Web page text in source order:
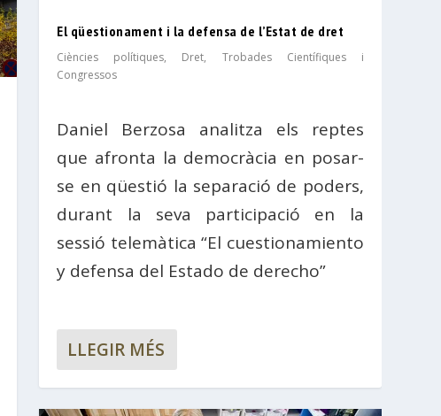
El qüestionament i la defensa de l’Estat de dret
Ciències polítiques, Dret, Trobades Científiques i
Congressos
Daniel Berzosa analitza els reptes
que afronta la democràcia en posar-
se en qüestió la separació de poders,
durant la seva participació en la
sessió telemàtica “El cuestionamiento
y defensa del Estado de derecho”
LLEGIR MÉS